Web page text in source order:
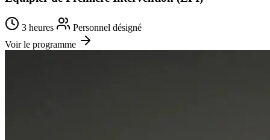
3 heures
Personnel désigné
Voir le programme